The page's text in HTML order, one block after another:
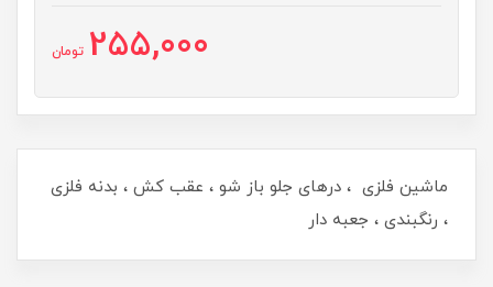
255,000 تومان
ماشین فلزی ، درهای جلو باز شو ، عقب کش ، بدنه فلزی
، رنگبندی ، جعبه دار